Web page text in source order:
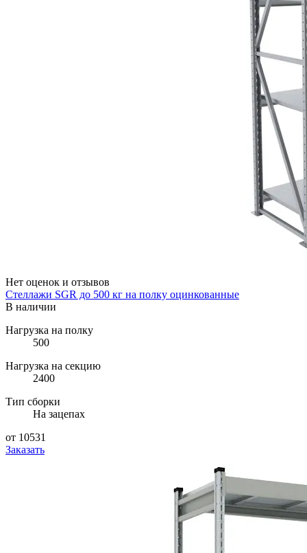
Нет оценок и отзывов
Стеллажи SGR до 500 кг на полку оцинкованные
В наличии
Нагрузка на полку
500
Нагрузка на секцию
2400
Тип сборки
На зацепах
от 10531
Заказать